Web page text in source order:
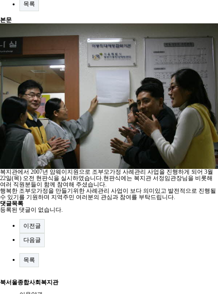
목록
본문
복지관에서 2007년 암웨이지원으로 조부모가정 사례관리 사업을 진행하게 되어 3월
22일(목) 오전 현판식을 실시하였습니다.현판식에는 복지관 서정임관장님을 비롯해
여러 직원분들이 함께 참여해 주셨습니다.
행복한 조부모가정을 만들기위한 사례관리 사업이 보다 의미있고 발전적으로 진행될
수 있기를 기원하며 지역주민 여러분의 관심과 참여를 부탁드립니다.
댓글목록
등록된 댓글이 없습니다.
이전글
다음글
목록
북서울종합사회복지관